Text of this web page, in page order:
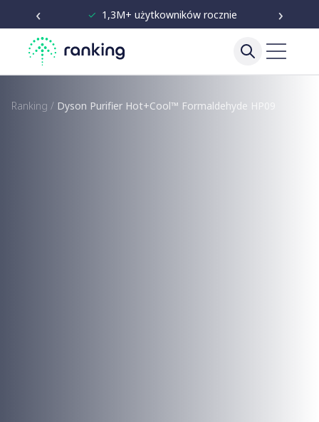
‹ ✓ Niezależne testy od 2020 ›
Ranking / Dyson Purifier Hot+Cool™ Formaldehyde HP09